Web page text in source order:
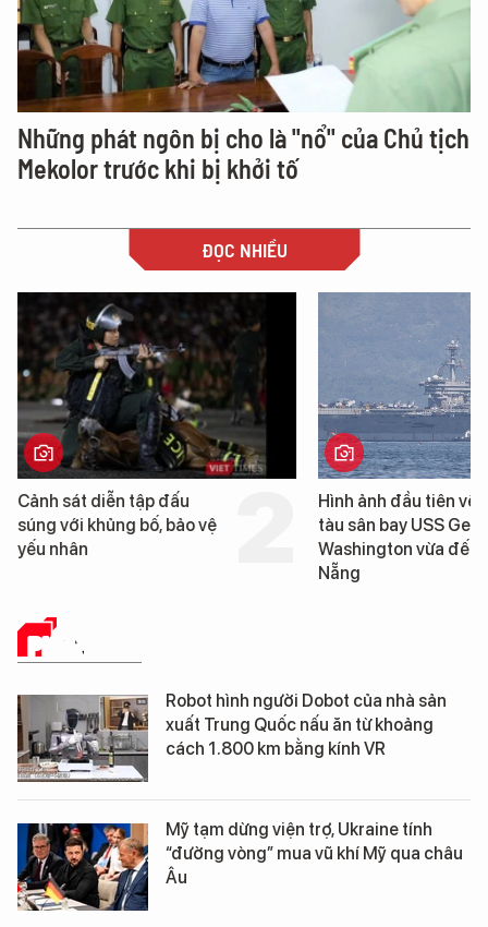
Những phát ngôn bị cho là "nổ" của Chủ tịch
Mekolor trước khi bị khởi tố
ĐỌC NHIỀU
Cảnh sát diễn tập đấu
súng với khủng bố, bảo vệ
yếu nhân
Hình ảnh đầu tiên về
tàu sân bay USS
Washington vừa đến
Nẵng
PHÂN TÍCH
Robot hình người Dobot của nhà sản
xuất Trung Quốc nấu ăn từ khoảng
cách 1.800 km bằng kính VR
Mỹ tạm dừng viện trợ, Ukraine tính
“đường vòng” mua vũ khí Mỹ qua châu
Âu